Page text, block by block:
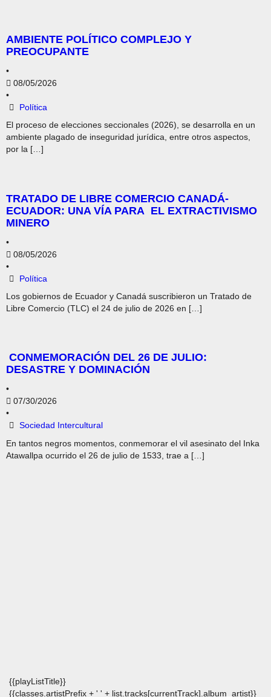
AMBIENTE POLÍTICO COMPLEJO Y
PREOCUPANTE
•
08/05/2026
•
Política
El proceso de elecciones seccionales (2026), se desarrolla en un
ambiente plagado de inseguridad jurídica, entre otros aspectos,
por la […]
TRATADO DE LIBRE COMERCIO CANADÁ-
ECUADOR: UNA VÍA PARA EL EXTRACTIVISMO
MINERO
•
08/05/2026
•
Política
Los gobiernos de Ecuador y Canadá suscribieron un Tratado de
Libre Comercio (TLC) el 24 de julio de 2026 en […]
CONMEMORACIÓN DEL 26 DE JULIO:
DESASTRE Y DOMINACIÓN
•
07/30/2026
•
Sociedad Intercultural
En tantos negros momentos, conmemorar el vil asesinato del Inka
Atawallpa ocurrido el 26 de julio de 1533, trae a […]
{{playListTitle}}
{{classes.artistPrefix + ' ' + list.tracks[currentTrack].album_artist}}